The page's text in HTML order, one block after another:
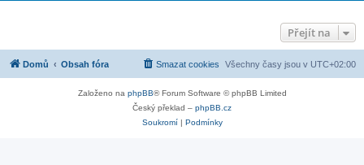
Přejít na
Domů Obsah fóra Všechny časy jsou v UTC+02:00
Smazat cookies
Založeno na phpBB® Forum Software © phpBB Limited
Český překlad – phpBB.cz
Soukromí| Podmínky